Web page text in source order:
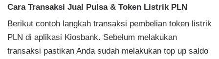
Cara Transaksi Jual Pulsa & Token Listrik PLN
Berikut contoh langkah transaksi pembelian token listrik
PLN di aplikasi Kiosbank. Sebelum melakukan
transaksi pastikan Anda sudah melakukan top up saldo